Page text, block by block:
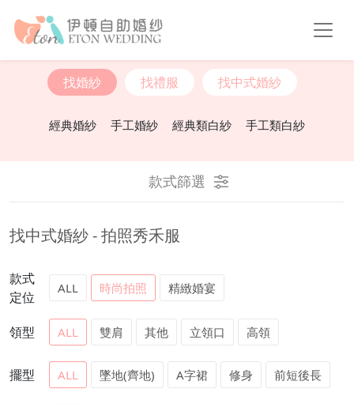
婚紗禮服選單
找婚紗 找禮服 找中式婚紗
經典婚紗 手工婚紗 經典類白紗 手工類白紗
款式篩選
找中式婚紗 - 拍照秀禾服
款式
定位
ALL 時尚拍照 精緻婚宴
領型 ALL 雙肩 其他 立領口 高領
擺型 ALL 墜地(齊地) A字裙 修身 前短後長